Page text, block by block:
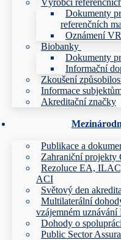
Výrobci
Dokumenty
referenčních
Oznámení
Biobanky
Dokumenty
Informační
Zkoušení
Informace
Akreditační značky
Publikace a
Zahraniční projekty
Rezoluce EA,
ACI
Světový den
Multilaterální
vzájemném
Dohody o spolupráci
Public Sector